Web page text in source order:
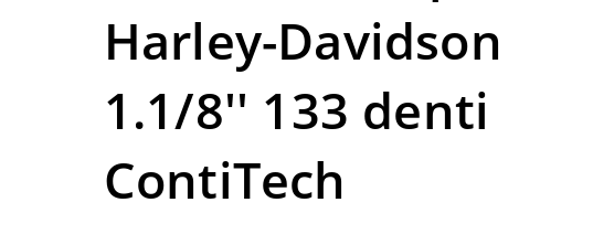
Harley-Davidson
1.1/8'' 133 denti
ContiTech